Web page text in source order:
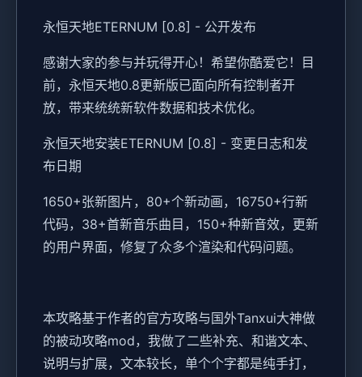
永恒天地ETERNUM [0.8] - 公开发布
感谢大家的参与并玩得开心！希望你酷爱它！目
前，永恒天地0.8更新版已面向所有控制者开
放，带来统统新软件数据和技术优化。
永恒天地安装ETERNUM [0.8] - 变更日志和发
布日期
1650+张新图片，80+个新动画，16750+行新
代码，38+首新音乐曲目，150+种新音效，更新
的用户界面，修复了众多个渲染和代码问题。
本攻略基于作者的官方攻略与国外Tanxui大神做
的被动攻略mod，我做了二些补充、和谐文本、
说明与扩展，文本较长，单个个字都是纯手打，